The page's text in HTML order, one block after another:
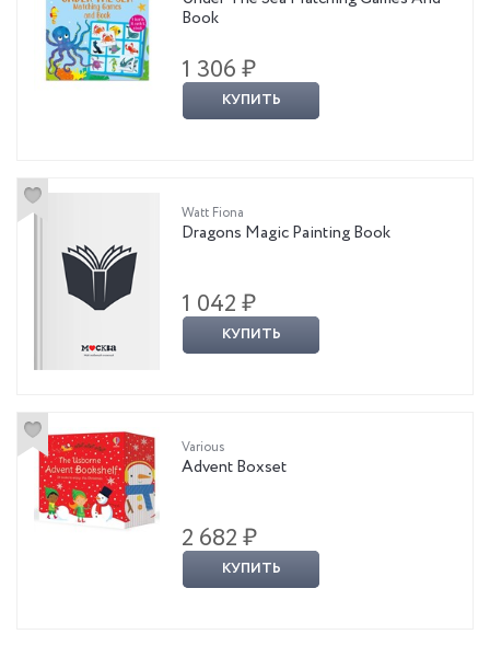
Book
1 306 ₽
КУПИТЬ
Watt Fiona
Dragons Magic Painting Book
1 042 ₽
КУПИТЬ
Various
Advent Boxset
2 682 ₽
КУПИТЬ